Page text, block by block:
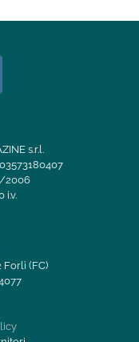
s.r.l.
2006
i.v.
Forlì (FC)